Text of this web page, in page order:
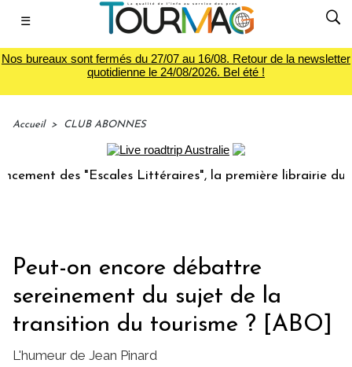
☰
Nos bureaux sont fermés du 27/07 au 16/08. Retour de la newsletter
quotidienne le 24/08/2026. Bel été !
Accueil > CLUB ABONNES
"Escales Littéraires", la première librairie du voyage
Peut-on encore débattre
sereinement du sujet de la
transition du tourisme ? [ABO]
L'humeur de Jean Pinard